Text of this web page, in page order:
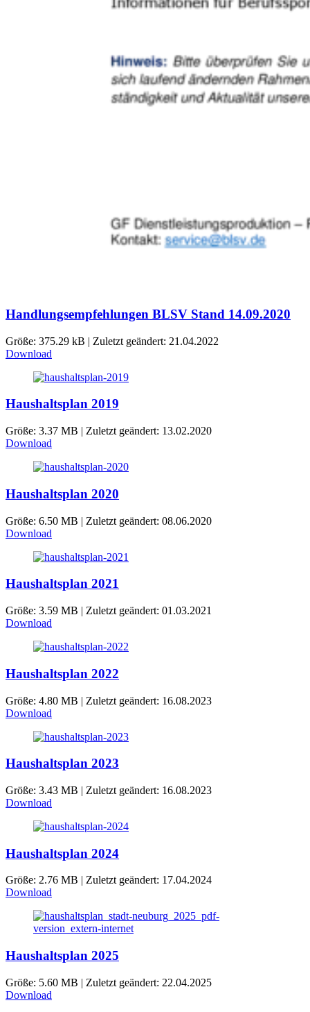
Handlungsempfehlungen BLSV Stand 14.09.2020
Größe: 375.29 kB | Zuletzt geändert: 21.04.2022
Download
Haushaltsplan 2019
Größe: 3.37 MB | Zuletzt geändert: 13.02.2020
Download
Haushaltsplan 2020
Größe: 6.50 MB | Zuletzt geändert: 08.06.2020
Download
Haushaltsplan 2021
Größe: 3.59 MB | Zuletzt geändert: 01.03.2021
Download
Haushaltsplan 2022
Größe: 4.80 MB | Zuletzt geändert: 16.08.2023
Download
Haushaltsplan 2023
Größe: 3.43 MB | Zuletzt geändert: 16.08.2023
Download
Haushaltsplan 2024
Größe: 2.76 MB | Zuletzt geändert: 17.04.2024
Download
Haushaltsplan 2025
Größe: 5.60 MB | Zuletzt geändert: 22.04.2025
Download